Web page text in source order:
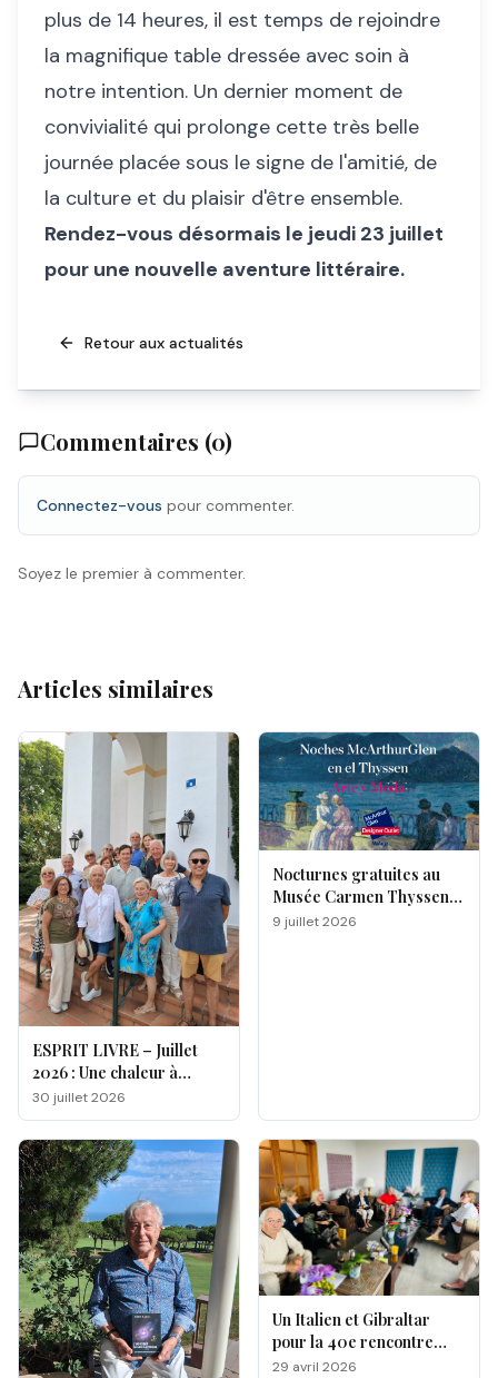
plus de 14 heures, il est temps de rejoindre
la magnifique table dressée avec soin à
notre intention. Un dernier moment de
convivialité qui prolonge cette très belle
journée placée sous le signe de l'amitié, de
la culture et du plaisir d'être ensemble.
Rendez-vous désormais le jeudi 23 juillet
pour une nouvelle aventure littéraire.
Retour aux actualités
Commentaires (0)
Connectez-vous pour commenter.
Soyez le premier à commenter.
Articles similaires
ESPRIT LIVRE – Juillet
2026 : Une chaleur à
double facette
30 juillet 2026
Nocturnes gratuites au
Musée Carmen Thyssen
de Málaga
9 juillet 2026
Un Italien et Gibraltar
pour la 40e rencontre
d’Esprit Livre !
29 avril 2026